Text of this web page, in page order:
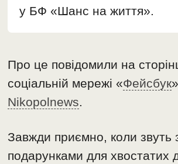
у БФ «Шанс на життя».
Про це повідомили на
соціальній мережі «Фейсбук
Nikopolnews.
Завжди приємно, коли звуть
подарунками для хвостатих